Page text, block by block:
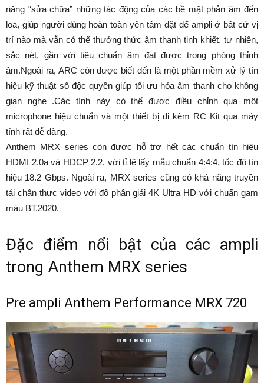
năng “sửa chữa” những tác động của các bề mặt phản âm đến
loa, giúp người dùng hoàn toàn yên tâm đặt để ampli ở bất cứ vị
trí nào mà vẫn có thể thưởng thức âm thanh tinh khiết, tự nhiên,
sắc nét, gần với tiêu chuẩn âm đạt được trong phòng thỉnh
âm.Ngoài ra, ARC còn được biết đến là một phần mềm xử lý tín
hiệu kỹ thuật số độc quyền giúp tối ưu hóa âm thanh cho không
gian nghe .Các tính này có thể được điều chỉnh qua một
microphone hiệu chuẩn và một thiết bị đi kèm RC Kit qua máy
tính rất dễ dàng.
Anthem MRX series còn được hỗ trợ hết các chuẩn tín hiệu
HDMI 2.0a và HDCP 2.2, với tỉ lệ lấy mẫu chuẩn 4:4:4, tốc độ tín
hiệu 18.2 Gbps. Ngoài ra, MRX series cũng có khả năng truyền
tải chân thực video với độ phân giải 4K Ultra HD với chuẩn gam
màu BT.2020.
Đặc điểm nổi bật của các ampli
trong Anthem MRX series
Pre ampli Anthem Performance MRX 720